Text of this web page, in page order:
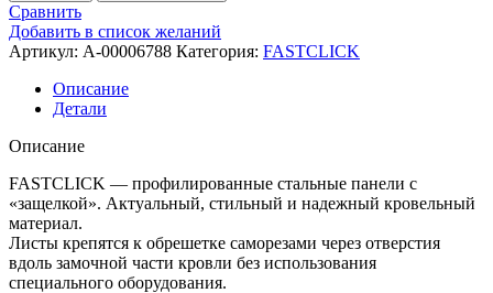
Сравнить
Добавить в список желаний
Артикул: A-00006788 Категория: FASTCLICK
Описание
Детали
Описание
FASTCLICK — профилированные стальные панели с
«защелкой». Актуальный, стильный и надежный кровельный
материал.
Листы крепятся к обрешетке саморезами через отверстия
вдоль замочной части кровли без использования
специального оборудования.